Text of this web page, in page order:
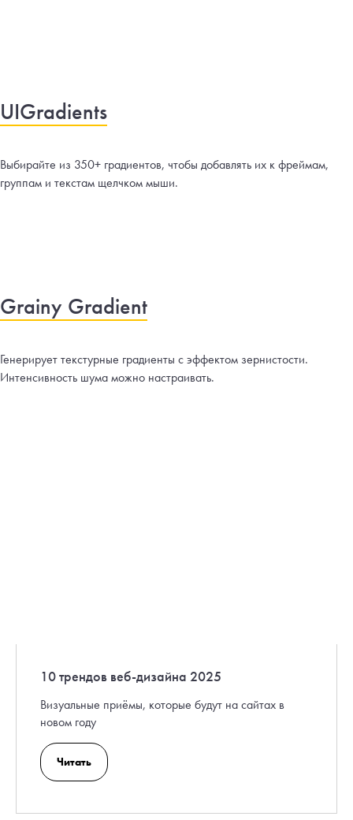
UIGradients
Выбирайте из 350+ градиентов, чтобы добавлять их к фреймам,
группам и текстам щелчком мыши.
Grainy Gradient
Генерирует текстурные градиенты с эффектом зернистости.
Интенсивность шума можно настраивать.
10 трендов веб-дизайна 2025
Визуальные приёмы, которые будут на сайтах в
новом году
Читать